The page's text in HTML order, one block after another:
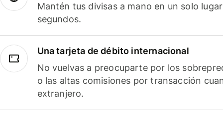
Mantén tus divisas a mano en un solo
segundos.
Una tarjeta de débito internacional
No vuelvas a preocuparte por los
o las altas comisiones por transacción
extranjero.